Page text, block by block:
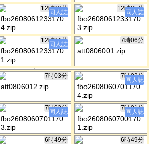
12時36分
fbo2608061233170
4.zip
同人誌
12時35分
fbo2608061233170
3.zip
同人誌
12時34分
fbo2608061233170
1.zip
同人誌
7時06分
att0806001.zip
7時03分
att0806012.zip
7時03分
fbo2608060701170
4.zip
同人誌
7時02分
fbo2608060701170
3.zip
同人誌
7時01分
fbo2608060700170
1.zip
同人誌
6時49分 6時49分